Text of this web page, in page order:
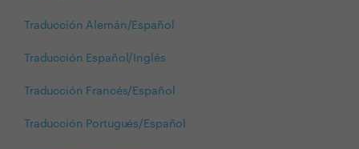
Traducción Alemán/Español
Traducción Español/Inglés
Traducción Francés/Español
Traducción Portugués/Español